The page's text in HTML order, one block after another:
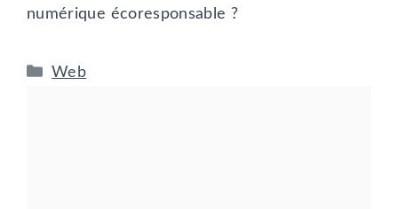
numérique écoresponsable ?
Catégories
Web